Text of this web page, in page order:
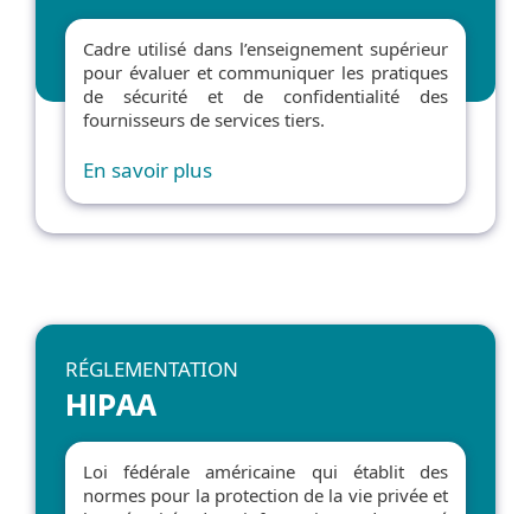
Cadre utilisé dans l’enseignement supérieur
pour évaluer et communiquer les pratiques
de sécurité et de confidentialité des
fournisseurs de services tiers.
En savoir plus
RÉGLEMENTATION
HIPAA
Loi fédérale américaine qui établit des
normes pour la protection de la vie privée et